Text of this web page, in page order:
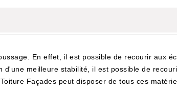
En effet, il est possible de recourir aux
meilleure stabilité, il est possible de
Façades peut disposer de tous ces